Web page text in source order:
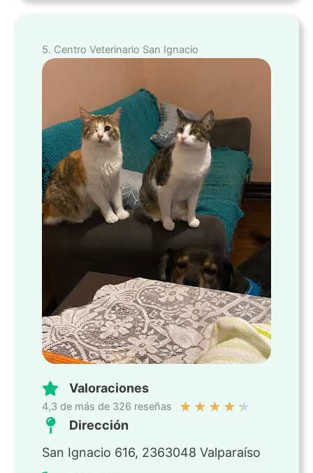
5. Centro Veterinario San Ignacio
Valoraciones
4,3 de más de 326 reseñas ★ ★ ★ ★ ★
Dirección
San Ignacio 616, 2363048 Valparaíso